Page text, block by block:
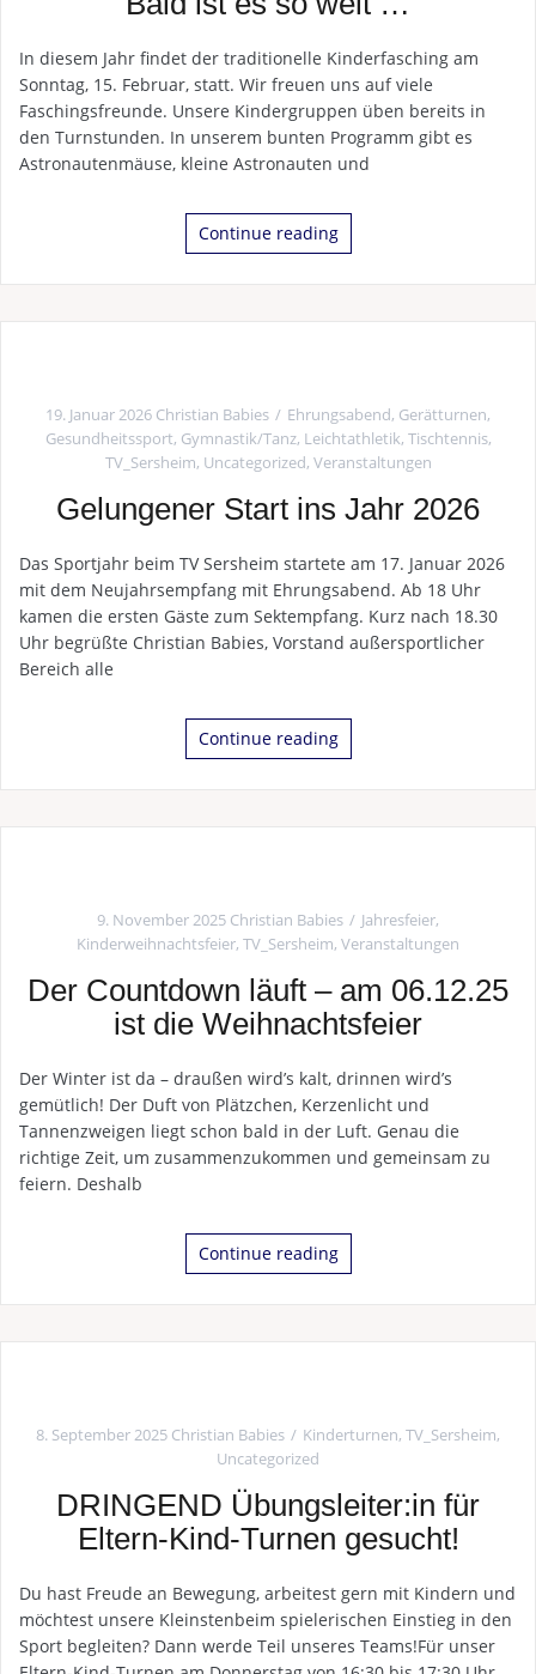
In diesem Jahr findet der traditionelle Kinderfasching am
Sonntag, 15. Februar, statt. Wir freuen uns auf viele
Faschingsfreunde. Unsere Kindergruppen üben bereits in
den Turnstunden. In unserem bunten Programm gibt es
Astronautenmäuse, kleine Astronauten und
Continue reading
19. Januar 2026 Christian Babies Ehrungsabend, Gerätturnen,
Gesundheitssport, Gymnastik/Tanz, Leichtathletik, Tischtennis,
TV_Sersheim, Uncategorized, Veranstaltungen
Gelungener Start ins Jahr 2026
Das Sportjahr beim TV Sersheim startete am 17. Januar 2026
mit dem Neujahrsempfang mit Ehrungsabend. Ab 18 Uhr
kamen die ersten Gäste zum Sektempfang. Kurz nach 18.30
Uhr begrüßte Christian Babies, Vorstand außersportlicher
Bereich alle
Continue reading
9. November 2025 Christian Babies Jahresfeier,
Kinderweihnachtsfeier, TV_Sersheim, Veranstaltungen
Der Countdown läuft – am 06.12.25
ist die Weihnachtsfeier
Der Winter ist da – draußen wird’s kalt, drinnen wird’s
gemütlich! Der Duft von Plätzchen, Kerzenlicht und
Tannenzweigen liegt schon bald in der Luft. Genau die
richtige Zeit, um zusammenzukommen und gemeinsam zu
feiern. Deshalb
Continue reading
8. September 2025 Christian Babies Kinderturnen, TV_Sersheim,
Uncategorized
DRINGEND Übungsleiter:in für
Eltern-Kind-Turnen gesucht!
Du hast Freude an Bewegung, arbeitest gern mit Kindern und
möchtest unsere Kleinstenbeim spielerischen Einstieg in den
Sport begleiten? Dann werde Teil unseres Teams!Für unser